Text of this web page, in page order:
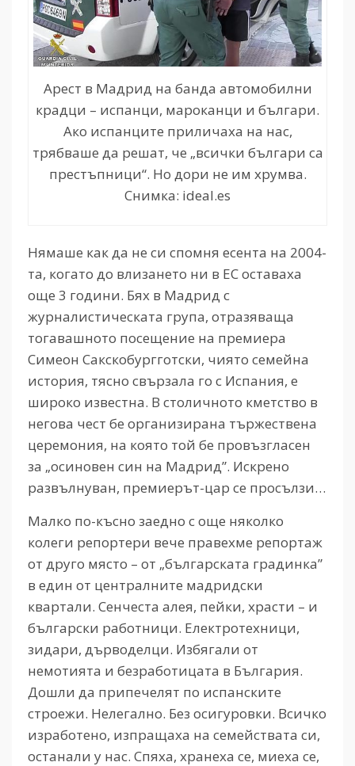
Арест в Мадрид на банда автомобилни
крадци – испанци, мароканци и българи.
Ако испанците приличаха на нас,
трябваше да решат, че „всички българи са
престъпници“. Но дори не им хрумва.
Снимка: ideal.es
Нямаше как да не си спомня есента на 2004-
та, когато до влизането ни в ЕС оставаха
още 3 години. Бях в Мадрид с
журналистическата група, отразяваща
тогавашното посещение на премиера
Симеон Сакскобургготски, чиято семейна
история, тясно свързала го с Испания, е
широко известна. В столичното кметство в
негова чест бе организирана тържествена
церемония, на която той бе провъзгласен
за „осиновен син на Мадрид”. Искрено
развълнуван, премиерът-цар се просълзи…
Малко по-късно заедно с още няколко
колеги репортери вече правехме репортаж
от друго място – от „българската градинка”
в един от централните мадридски
квартали. Сенчеста алея, пейки, храсти – и
български работници. Електротехници,
зидари, дърводелци. Избягали от
немотията и безработицата в България.
Дошли да припечелят по испанските
строежи. Нелегално. Без осигуровки. Всичко
изработено, изпращаха на семействата си,
останали у нас. Спяха, хранеха се, миеха се,